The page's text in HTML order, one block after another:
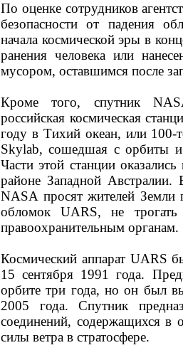
По оценке сотрудников
безопасности от падения
начала космической эры в
ранения человека или
мусором, оставшимся после
Кроме того, спутник
российская космическая
году в Тихий океан, или 100-
Skylab, сошедшая с орбиты
Части этой станции
районе Западной
NASA просят жителей Земли
обломок UARS, не
правоохранительным органам.
Космический аппарат UARS
15 сентября 1991 года.
орбите три года, но он был
2005 года. Спутник
соединений, содержащихся в
силы ветра в стратосфере.